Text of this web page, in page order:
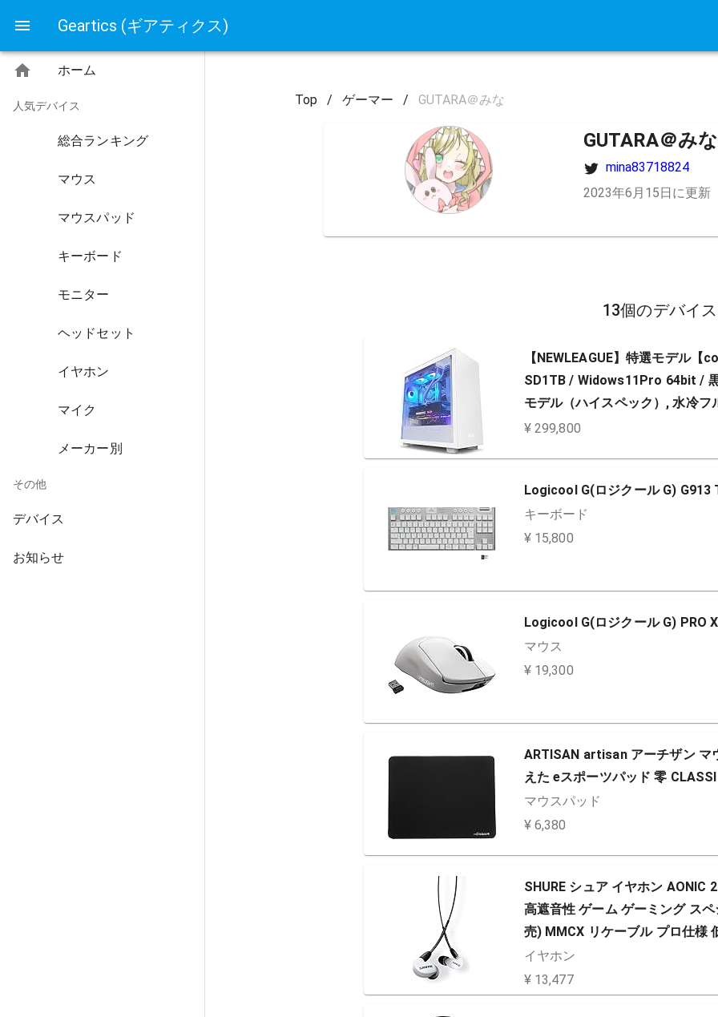
Geartics (ギアティクス)
ホーム
人気デバイス
総合ランキング
マウス
マウスパッド
キーボード
モニター
ヘッドセット
イヤホン
マイク
メーカー別
その他
デバイス
お知らせ
Top / ゲーマー / GUTARA＠みな
GUTARA＠みな
mina83718824
2023年6月15日に更新
13個のデバイ
【NEWLEAGUE】特選モデル
SD1TB / Widows11Pro 64bit /
モデル（ハイスペック）, 水冷フ
¥ 299,800
Logicool G(ロジクール G) G913
キーボード
¥ 15,800
Logicool G(ロジクール G) PRO
マウス
¥ 19,300
ARTISAN artisan アーチザン マ
えた eスポーツパッド 零
マウスパッド
¥ 6,380
SHURE シュア イヤホン AONIC
高遮音性 ゲーム ゲーミング ス
売) MMCX リケーブル プロ仕様
ィング 録音 楽器 在宅勤務…
イヤホン
¥ 13,477